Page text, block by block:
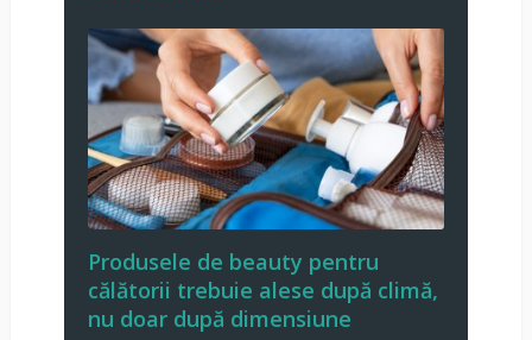
Produsele de beauty pentru
călătorii trebuie alese după climă,
nu doar după dimensiune